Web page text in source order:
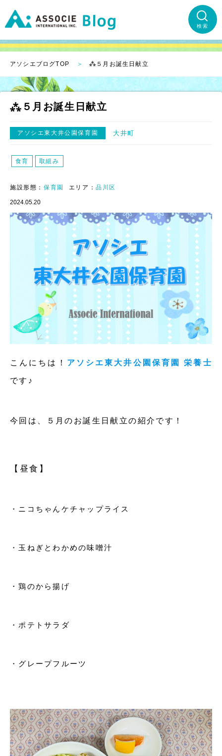
検索
アソシエブログTOP ⁂５月お誕生日献立
⁂５月お誕生日献立
アソシエ東大井公園保育園 大井町
食育 取組み
施設形態： 保育園 エリア：品川区
2024.05.20
こんにちは！ アソシエ東大井公園保育園 栄養士
です♪
今回は、５月のお誕生日献立の紹介です！
【昼食】
・ニコちゃんケチャップライス
・玉ねぎとわかめの味噌汁
・鶏のから揚げ
・ポテトサラダ
・グレープフルーツ